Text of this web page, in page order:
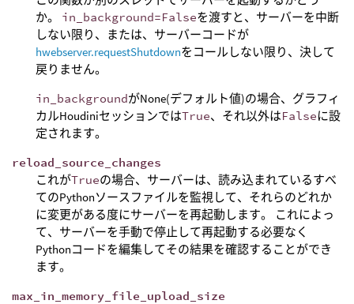
か。 in_background=Falseを渡すと、サーバーを中断
しない限り、または、サーバーコードが
hwebserver.requestShutdownをコールしない限り、決して
戻りません。
in_backgroundがNone(デフォルト値)の場合、グラフィ
カルHoudiniセッションではTrue、それ以外はFalseに設
定されます。
reload_source_changes
これがTrueの場合、サーバーは、読み込まれているすべ
てのPythonソースファイルを監視して、それらのどれか
に変更がある度にサーバーを再起動します。 これによっ
て、サーバーを手動で停止して再起動する必要なく
Pythonコードを編集してその結果を確認することができ
ます。
max_in_memory_file_upload_size